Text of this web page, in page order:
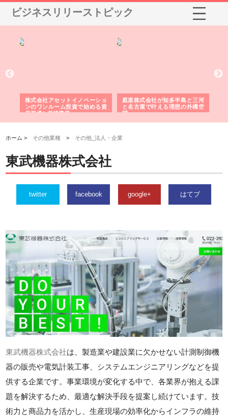
ビジネスリリーストピック
庭楽株式会社が知多半島と三河
と名古屋で叶える理想の外構空
株式会社ナツハラが建設と鋲螺
で滋賀の暮らしを支える理由
容とは
ホーム > その他業種 > その他_法人・企業
東武機器株式会社
twitter facebook google+ はてブ
東武機器株式会社は、製造業や建設業に欠かせない計測制御機
器の販売や電気計装工事、システムエンジニアリングなどを提
供する企業です。事業環境が変化する中で、各業界が抱える課
題を解決するため、最適な解決手段を提案し続けています。技
術力と商品力を活かし、生産現場の効率化からインフラの維持